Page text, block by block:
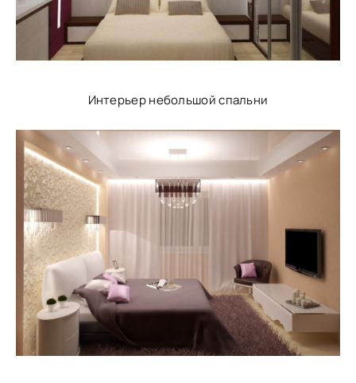
Интерьер небольшой спальни